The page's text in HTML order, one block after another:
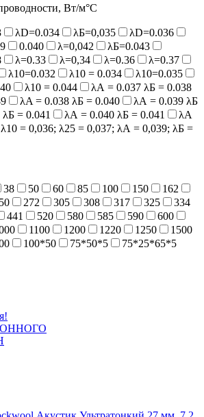
Вт/м°С
λD=0.034 λБ=0,035
λD=0.036
0.040 λ=0,042
λБ=0.043
λ=0.33 λ=0,34 λ=0.36
λ=0.37
λ10=0.032 λ10 = 0.034
λ10=0.035
λ10 = 0.044
λА = 0.037 λБ = 0.038
λA = 0.038 λБ = 0.040
λА = 0.039 λБ
= 0.041 λА = 0.040 λБ = 0.041
λА
λ10 = 0,036; λ25 = 0,037; λА = 0,039; λБ =
38 50 60 85 100 150
162
272 305 308 317 325
334
441 520 580 585 590
600
1100 1200 1220 1250
1500
100*50 75*50*5
75*25*65*5